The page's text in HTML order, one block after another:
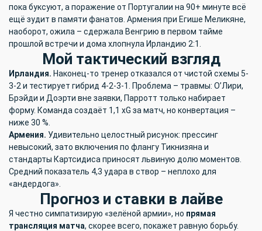
пока буксуют, а поражение от Португалии на 90+ минуте всё
ещё зудит в памяти фанатов. Армения при Егише Меликяне,
наоборот, ожила – сдержала Венгрию в первом тайме
прошлой встречи и дома хлопнула Ирландию 2:1.
Мой тактический взгляд
Ирландия. Наконец-то тренер отказался от чистой схемы 5-
3-2 и тестирует гибрид 4-2-3-1. Проблема – травмы: О’Лири,
Брэйди и Доэрти вне заявки, Парротт только набирает
форму. Команда создаёт 1,1 xG за матч, но конвертация –
ниже 30 %.
Армения. Удивительно целостный рисунок: прессинг
невысокий, зато включения по флангу Тикнизяна и
стандарты Картсидиса приносят львиную долю моментов.
Средний показатель 4,3 удара в створ – неплохо для
«андердога».
Прогноз и ставки в лайве
Я честно симпатизирую «зелёной армии», но прямая
трансляция матча, скорее всего, покажет равную борьбу.